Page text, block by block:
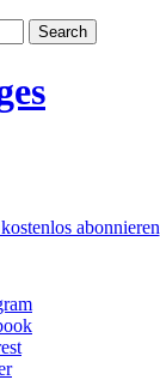
Search
abonnieren